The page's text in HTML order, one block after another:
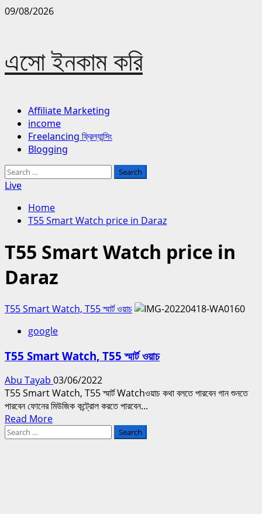
Skip
09/08/2026
এসো ইনকাম করি
Primary
Menu
Affiliate Marketing
income
Freelancing ফ্রিল্যান্সিং
Blogging
Search
for:
Live
Home
T55 Smart Watch price in Daraz
T55 Smart Watch price in
Daraz
T55 Smart Watch, T55 স্মার্ট ওয়াচ
google
T55 Smart Watch, T55 স্মার্ট ওয়াচ
Abu Tayab 03/06/2022
T55 Smart Watch, T55 স্মার্ট Watchওয়াচ কথা বলতে পারবেন গান শুনতে
পারবেন ফোনের মিউজিক কন্ট্রোল করতে পারবেন...
Read MoreRead
Search